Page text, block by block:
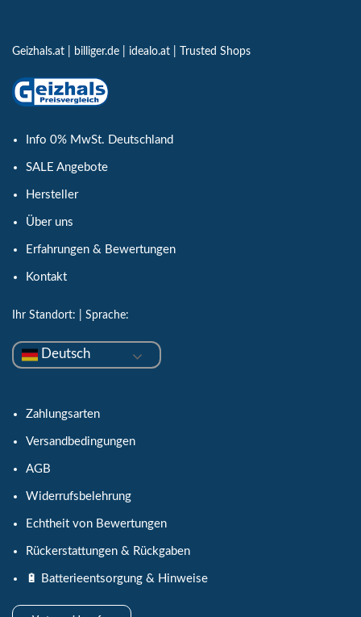
Geizhals.at billiger.de idealo.at Trusted Shops
Info 0% MwSt. Deutschland
SALE Angebote
Hersteller
Über uns
Erfahrungen & Bewertungen
Kontakt
Ihr Standort: | Sprache:
Deutsch
Zahlungsarten
Versandbedingungen
AGB
Widerrufsbelehrung
Echtheit von Bewertungen
Rückerstattungen & Rückgaben
🔋 Batterieentsorgung & Hinweise